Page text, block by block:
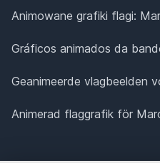
Animowane grafiki flagi:
Gráficos animados da
Geanimeerde vlagbeelden
Animerad flaggrafik för